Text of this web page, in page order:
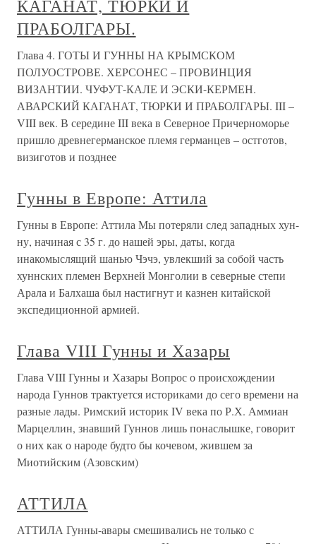
КАГАНАТ, ТЮРКИ И
ПРАБОЛГАРЫ.
Глава 4. ГОТЫ И ГУННЫ НА КРЫМСКОМ
ПОЛУОСТРОВЕ. ХЕРСОНЕС – ПРОВИНЦИЯ
ВИЗАНТИИ. ЧУФУТ-КАЛЕ И ЭСКИ-КЕРМЕН.
АВАРСКИЙ КАГАНАТ, ТЮРКИ И ПРАБОЛГАРЫ. III –
VIII век. В середине III века в Северное Причерноморье
пришло древнегерманское племя германцев – остготов,
визиготов и позднее
Гунны в Европе: Аттила
Гунны в Европе: Аттила Мы потеряли след западных хун-
ну, начиная с 35 г. до нашей эры, даты, когда
инакомыслящий шанью Чэчэ, увлекший за собой часть
хуннских племен Верхней Монголии в северные степи
Арала и Балхаша был настигнут и казнен китайской
экспедиционной армией.
Глава VIII Гунны и Хазары
Глава VIII Гунны и Хазары Вопрос о происхождении
народа Гуннов трактуется историками до сего времени на
разные лады. Римский историк IV века по Р.Х. Аммиан
Марцеллин, знавший Гуннов лишь понаслышке, говорит
о них как о народе будто бы кочевом, жившем за
Миотийским (Азовским)
АТТИЛА
АТТИЛА Гунны-авары смешивались не только с